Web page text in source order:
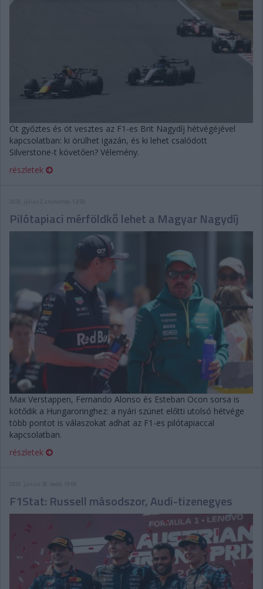
Öt győztes és öt vesztes az F1-es Brit Nagydíj hétvégéjével
kapcsolatban: ki örülhet igazán, és ki lehet csalódott
Silverstone-t követően? Vélemény.
részletek
2026. július 2. csütörtök, 13:58
Pilótapiaci mérföldkő lehet a Magyar Nagydíj
Max Verstappen, Fernando Alonso és Esteban Ocon sorsa is
kötődik a Hungaroringhez: a nyári szünet előtti utolsó hétvége
több pontot is válaszokat adhat az F1-es pilótapiaccal
kapcsolatban.
részletek
F1Stat: Russell másodszor, Audi-tizenegyes